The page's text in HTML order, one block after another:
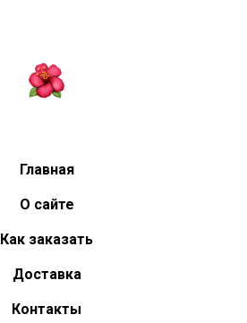
Главная
О сайте
Как заказать
Доставка
Контакты